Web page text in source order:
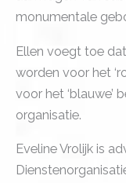
monumentale
Ellen voegt toe
worden voor het
voor het ‘blauwe’
organisatie.
Eveline Vrolijk is